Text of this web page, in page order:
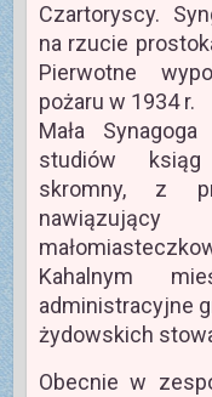
Czartoryscy.
na rzucie
Pierwotne
pożaru w 1934 r.
Mała
studiów ksiąg
skromny, z
Kahalnym
administracyjne
żydowskich
Obecnie w